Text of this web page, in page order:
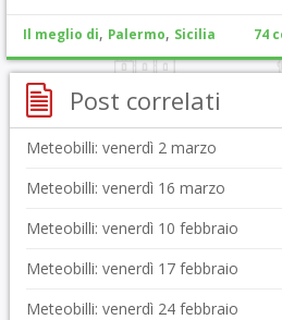
Il meglio di, Palermo, Sicilia 74
Post correlati
Meteobilli: venerdì 2 marzo
Meteobilli: venerdì 16 marzo
Meteobilli: venerdì 10 febbraio
Meteobilli: venerdì 17 febbraio
Meteobilli: venerdì 24 febbraio